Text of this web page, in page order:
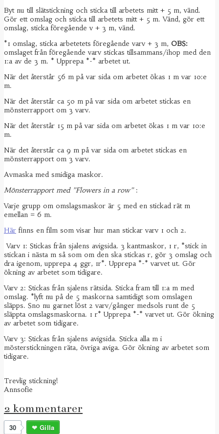
Byt nu till slätstickning och sticka till arbetets mitt + 5 m, vänd.
Gör ett omslag och sticka till arbetets mitt + 5 m. Vänd, gör ett
omslag, sticka föregående v + 3 m, vänd.
*1 omslag, sticka arbetetets föregående varv + 3 m, OBS:
omslaget från föregående varv stickas tillsammans/ihop med den
1:a av de 3 m. * Upprepa *-* arbetet ut.
När det återstår 56 m på var sida om arbetet ökas 1 m var 10:e
m.
När det återstår ca 50 m på var sida om arbetet stickas en
mönsterrapport om 3 varv.
När det återstår 15 m på var sida om arbetet ökas 1 m var 10:e
m.
När det återstår ca 9 m på var sida om arbetet stickas en
mönsterrapport om 3 varv.
Avmaska med smidiga maskor.
Mönsterrapport med ”Flowers in a row”:
Varje grupp om omslagsmaskor är 5 med en stickad rät m
emellan = 6 m.
Här finns en film som visar hur man stickar varv 1 och 2.
Varv 1: Stickas från sjalens avigsida. 3 kantmaskor, 1 r, *stick in
stickan i nästa m så som om den ska stickas r, gör 3 omslag och
dra igenom, upprepa 4 ggr, 1r*. Upprepa *-* varvet ut. Gör
ökning av arbetet som tidigare.
Varv 2: Stickas från sjalens rätsida. Sticka fram till 1:a m med
omslag. *lyft nu på de 5 maskorna samtidigt som omslagen
släpps. Sno nu garnet löst 2 varv/gånger medsols runt de 5
släppta omslagsmaskorna. 1 r* Upprepa *-* varvet ut. Gör ökning
av arbetet som tidigare.
Varv 3: Stickas från sjalens avigsida. Sticka alla m i
mösterstickningen räta, övriga aviga. Gör ökning av arbetet som
tidigare.
Trevlig stickning!
Annsofie
2 kommentarer
30 Gilla